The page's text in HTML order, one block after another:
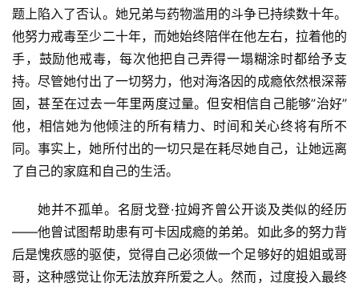
题上陷入了否认。她兄弟与药物滥用的斗争已持续数十年。
他努力戒毒至少二十年，而她始终陪伴在他左右，拉着他的
手，鼓励他戒毒，每次他把自己弄得一塌糊涂时都给予支
持。尽管她付出了一切努力，他对海洛因的成瘾依然根深蒂
固，甚至在过去一年里两度过量。但安相信自己能够”治好”
他，相信她为他倾注的所有精力、时间和关心终将有所不
同。事实上，她所付出的一切只是在耗尽她自己，让她远离
了自己的家庭和自己的生活。
她并不孤单。名厨戈登·拉姆齐曾公开谈及类似的经历
——他曾试图帮助患有可卡因成瘾的弟弟。如此多的努力背
后是愧疚感的驱使，觉得自己必须做一个足够好的姐姐或哥
哥，这种感觉让你无法放弃所爱之人。然而，过度投入最终